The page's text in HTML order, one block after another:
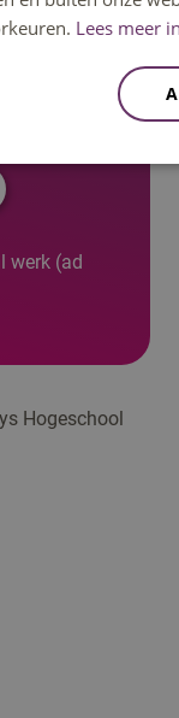
werk (ad
Hogeschool
Lees meer